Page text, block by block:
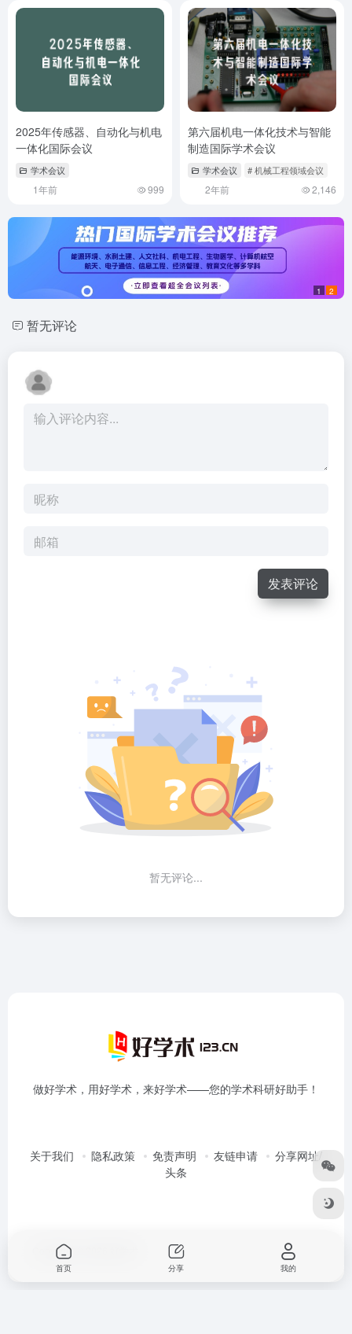
2025年传感器、自动化与机电
一体化国际会议
学术会议
1年前 999
第六届机电一体化技术与智能
制造国际学术会议
学术会议 # 机械工程领域会议
2年前 2,146
1 2
暂无评论
发表评论
暂无评论...
做好学术，用好学术，来好学术——您的学术科研好助手！
关于我们 隐私政策 免责声明 友链申请
分享网址/
头条
Copyright © 2026
首页 分享 我的